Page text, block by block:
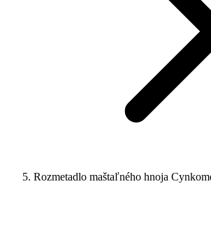
Rozmetadlo maštaľného hnoja